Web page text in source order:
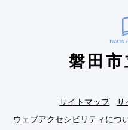
磐田
サイトマップ
サ
ウェブアクセシビリティにつ